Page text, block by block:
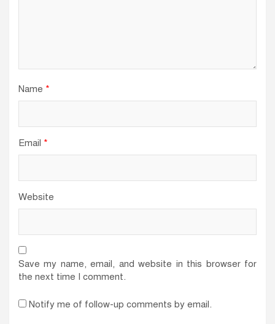
Name *
Email *
Website
Save my name, email, and website in this browser for
the next time I comment.
Notify me of follow-up comments by email.